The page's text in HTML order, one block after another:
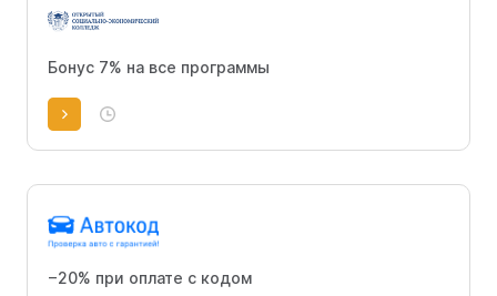
Бонус 7% на все программы
−20% при оплате с кодом